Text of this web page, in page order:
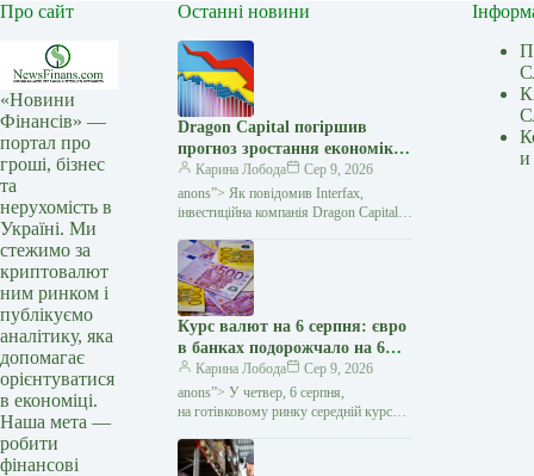
Про сайт
«Новини
Фінансів» —
портал про
гроші, бізнес
та
нерухомість в
Україні. Ми
стежимо за
криптовалют
ним ринком і
публікуємо
аналітику, яка
допомагає
орієнтуватися
в економіці.
Наша мета —
робити
фінансові
Останні новини
Dragon Capital погіршив
прогноз зростання економіки
України у 2026 році до 1% —
Мінфін
Карина Лобода
Сер 9, 2026
anons”> Як повідомив Interfax,
інвестиційна компанія Dragon Capital
України у 2026 році. Якщо раніше
аналітики очікували збільшення
Курс валют на 6 серпня: євро
в банках подорожчало на 6
копійок — Мінфін
Карина Лобода
Сер 9, 2026
anons”> У четвер, 6 серпня,
на готівковому ринку середній курс
на 3 копійки у продажу. Євро
подорожчало на 6 копійок…
и